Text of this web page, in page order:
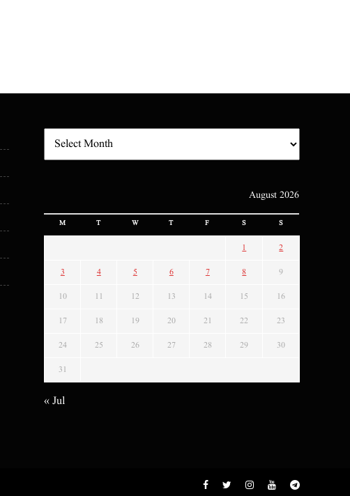
August 2026
M T W T F S S
1 2
3 4 5 6 7 8 9
10 11 12 13 14 15 16
17 18 19 20 21 22 23
24 25 26 27 28 29 30
31
« Jul